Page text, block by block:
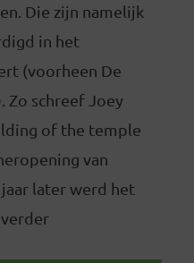
Die zijn namelijk
in het
(voorheen De
Zo schreef Joey
of the temple
van
later werd het
verder